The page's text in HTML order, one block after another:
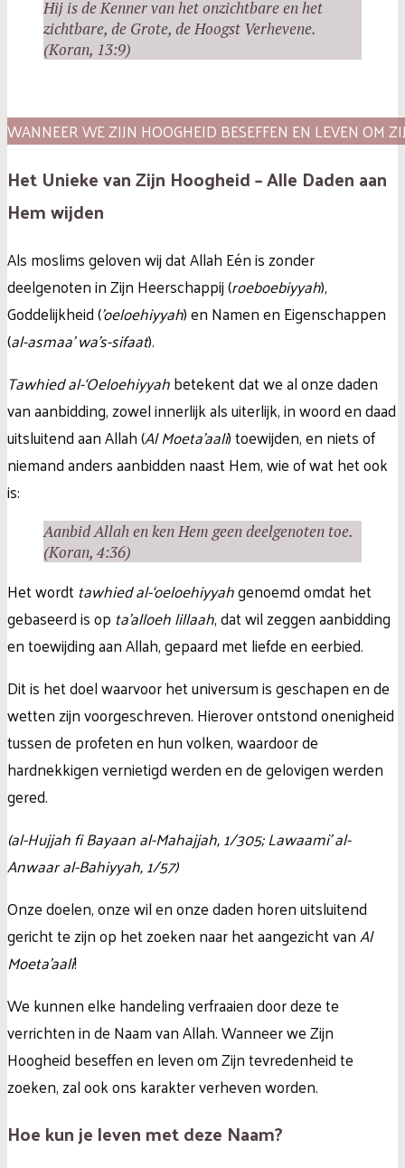
Hij is de Kenner van het onzichtbare en het
zichtbare, de Grote, de Hoogst Verhevene.
(Koran, 13:9)
WANNEER WE ZIJN HOOGHEID BESEFFEN EN LEVEN OM
Het Unieke van Zijn Hoogheid – Alle Daden aan
Hem wijden
Als moslims geloven wij dat Allah Eén is zonder
deelgenoten in Zijn Heerschappij (roeboebiyyah),
Goddelijkheid (’oeloehiyyah) en Namen en Eigenschappen
(al-asmaa’ wa’s-sifaat).
Tawhied al-‘Oeloehiyyahbetekent dat we al onze daden
van aanbidding, zowel innerlijk als uiterlijk, in woord en daad
uitsluitend aan Allah (Al Moeta’aali) toewijden, en niets of
niemand anders aanbidden naast Hem, wie of wat het ook
is:
Aanbid Allah en ken Hem geen deelgenoten toe.
(Koran, 4:36)
Het wordt tawhied al-‘oeloehiyyahgenoemd omdat het
gebaseerd is op ta’alloeh lillaah, dat wil zeggen aanbidding
en toewijding aan Allah, gepaard met liefde en eerbied.
Dit is het doel waarvoor het universum is geschapen en de
wetten zijn voorgeschreven. Hierover ontstond onenigheid
tussen de profeten en hun volken, waardoor de
hardnekkigen vernietigd werden en de gelovigen werden
gered.
(al-Hujjah fi Bayaan al-Mahajjah, 1/305; Lawaami’ al-
Anwaar al-Bahiyyah, 1/57)
Onze doelen, onze wil en onze daden horen uitsluitend
gericht te zijn op het zoeken naar het aangezicht vanAl
Moeta’aali!
We kunnen elke handeling verfraaien door deze te
verrichten in de Naam van Allah. Wanneer we Zijn
Hoogheid beseffen en leven om Zijn tevredenheid te
zoeken, zal ook ons karakter verheven worden.
Hoe kun je leven met deze Naam?